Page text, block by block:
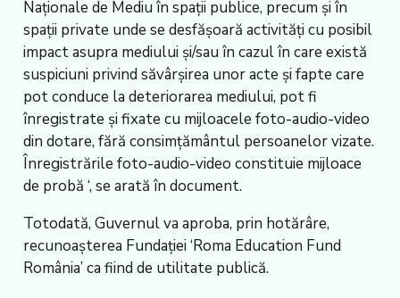
Naționale de Mediu în spații publice, precum și în
spații private unde se desfășoară activități cu posibil
impact asupra mediului și/sau în cazul în care există
suspiciuni privind săvârșirea unor acte și fapte care
pot conduce la deteriorarea mediului, pot fi
înregistrate și fixate cu mijloacele foto-audio-video
din dotare, fără consimțământul persoanelor vizate.
Înregistrările foto-audio-video constituie mijloace
de probă ‘, se arată în document.
Totodată, Guvernul va aproba, prin hotărâre,
recunoașterea Fundației ‘Roma Education Fund
România’ ca fiind de utilitate publică.